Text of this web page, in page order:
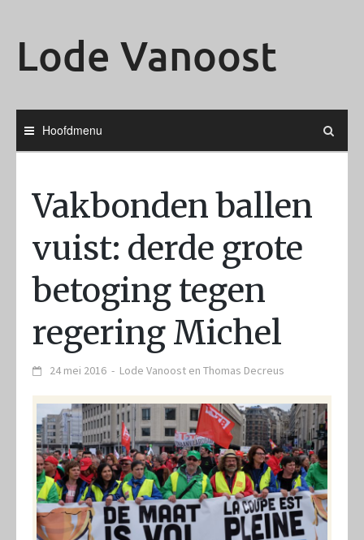
Lode Vanoost
Hoofdmenu
Vakbonden ballen
vuist: derde grote
betoging tegen
regering Michel
24 mei 2016 - Lode Vanoost en Thomas Decreus